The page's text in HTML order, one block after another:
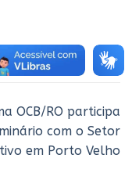
OCB/RO participa
com o Setor
em Porto Velho